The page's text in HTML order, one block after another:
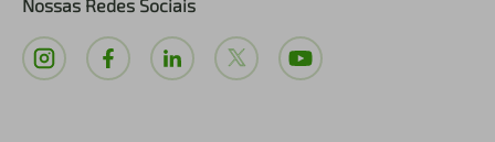
Nossas Redes Sociais